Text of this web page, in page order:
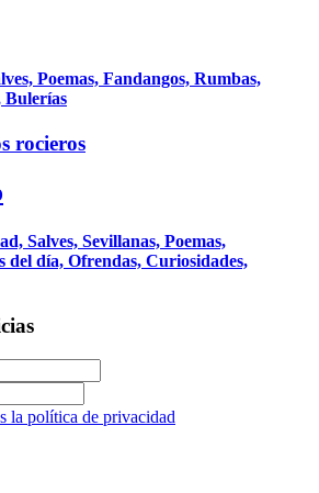
Poemas, Fandangos, Rumbas,
Bulerías
rocieros
Salves, Sevillanas, Poemas,
del día, Ofrendas, Curiosidades,
la política de privacidad